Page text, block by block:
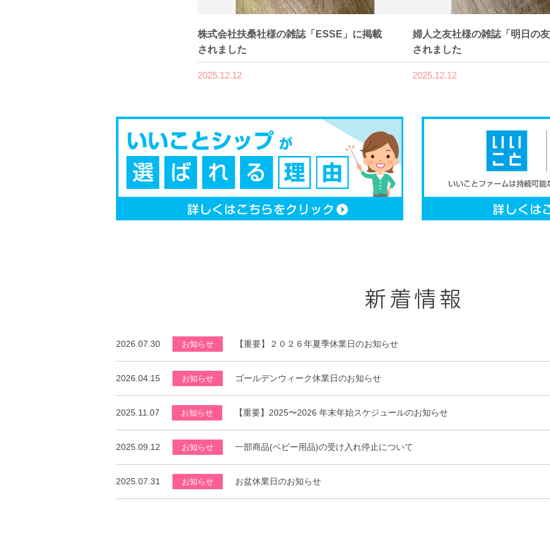
株式会社扶桑社様の雑誌「ESSE」に掲載
されました
2025.12.12
婦人之友社様の雑誌「明日の
されました
2025.12.12
2026.07.30 お知らせ 【重要】２０２６年夏季休業日のお知らせ
2026.04.15 お知らせ ゴールデンウィーク休業日のお知らせ
2025.11.07 お知らせ 【重要】2025〜2026 年末年始スケジュールのお知らせ
2025.09.12 お知らせ 一部商品(ベビー用品)の受け入れ停止について
2025.07.31 お知らせ お盆休業日のお知らせ